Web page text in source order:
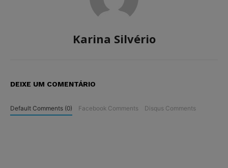
Karina Silvério
DEIXE UM COMENTÁRIO
Default Comments (0) Facebook Comments Disqus Comments